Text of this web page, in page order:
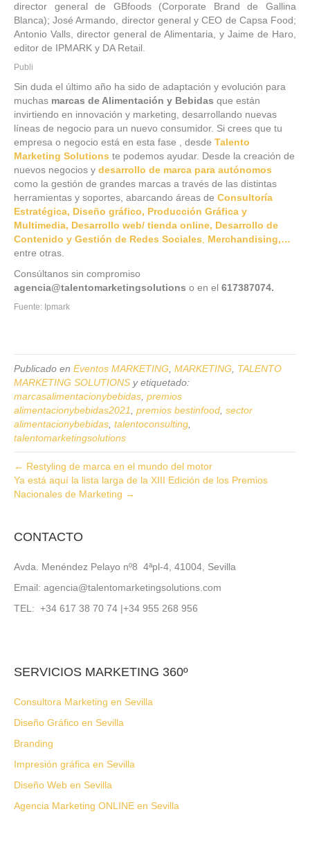
director general de GBfoods (Corporate Brand de Gallina
Blanca); José Armando, director general y CEO de Capsa Food;
Antonio Valls, director general de Alimentaria, y Jaime de Haro,
editor de IPMARK y DA Retail.
Publi
Sin duda el último año ha sido de adaptación y evolución para
muchas marcas de Alimentación y Bebidas que están
invirtiendo en innovación y marketing, desarrollando nuevas
líneas de negocio para un nuevo consumidor. Si crees que tu
empresa o negocio está en esta fase , desde Talento
Marketing Solutions te podemos ayudar. Desde la creación de
nuevos negocios y desarrollo de marca para autónomos
como la gestión de grandes marcas a través de las distintas
herramientas y soportes, abarcando áreas de Consultoría
Estratégica, Diseño gráfico, Producción Gráfica y
Multimedia, Desarrollo web/ tienda online, Desarrollo de
Contenido y Gestión de Redes Sociales, Merchandising,…
entre otras.
Consúltanos sin compromiso
agencia@talentomarketingsolutions o en el 617387074.
Fuente: Ipmark
Publicado en Eventos MARKETING, MARKETING, TALENTO
MARKETING SOLUTIONS y etiquetado:
marcasalimentacionybebidas, premios
alimentacionybebidas2021, premios bestinfood, sector
alimentacionybebidas, talentoconsulting,
talentomarketingsolutions
← Restyling de marca en el mundo del motor
Ya está aquí la lista larga de la XIII Edición de los Premios
Nacionales de Marketing →
CONTACTO
Avda. Menéndez Pelayo nº8 4ªpl-4, 41004, Sevilla
Email: agencia@talentomarketingsolutions.com
TEL: +34 617 38 70 74 |+34 955 268 956
SERVICIOS MARKETING 360º
Consultora Marketing en Sevilla
Diseño Gráfico en Sevilla
Branding
Impresión gráfica en Sevilla
Diseño Web en Sevilla
Agencia Marketing ONLINE en Sevilla